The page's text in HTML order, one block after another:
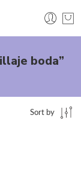
boda”
Sort by